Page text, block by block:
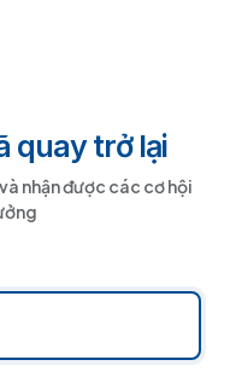
quay trở lại
nhận được các cơ hội